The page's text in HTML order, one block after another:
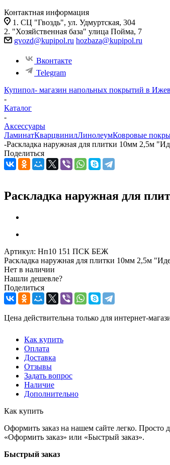
Контактная информация
1. СЦ "Гвоздь", ул. Удмуртская, 304
2. "Хозяйственная база" улица Пойма, 7
gvozd@kupipol.ru hozbaza@kupipol.ru
Вконтакте
Telegram
Купипол- магазин напольных покрытий в
-
Каталог
-
Аксессуары
ЛаминатКварцвинилЛинолеумКовровые
-Раскладка наружная для плитки 10мм 2,5м
Поделиться
Раскладка наружная для
Артикул: Нп10 151 ПСК БЕЖ
Раскладка наружная для плитки 10мм 2,5м
Нет в наличии
Нашли дешевле?
Поделиться
Цена действительна только для интернет-
Как купить
Оплата
Доставка
Отзывы
Задать вопрос
Наличие
Дополнительно
Как купить
Оформить заказ на нашем сайте легко. Просто
«Оформить заказ» или «Быстрый заказ».
Быстрый заказ